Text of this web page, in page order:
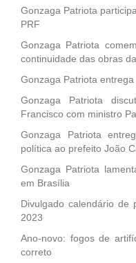
Gonzaga Patriota
PRF
Gonzaga Patriota
continuidade das obras
Gonzaga Patriota
Gonzaga Patriota
Francisco com ministro
Gonzaga Patriota
política ao prefeito João
Gonzaga Patriota
em Brasília
Divulgado calendário de
2023
Ano-novo: fogos de
correto